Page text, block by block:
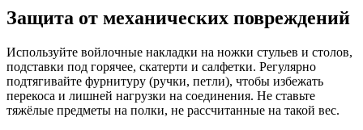
Защита от механических повреждений
Используйте войлочные накладки на ножки стульев и столов,
подставки под горячее, скатерти и салфетки. Регулярно
подтягивайте фурнитуру (ручки, петли), чтобы избежать
перекоса и лишней нагрузки на соединения. Не ставьте
тяжёлые предметы на полки, не рассчитанные на такой вес.